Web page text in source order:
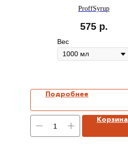
ProffSyrup
575 р.
Вес
Подробнее
Корзина